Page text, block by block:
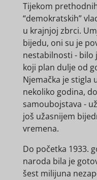
Tijekom
“demokratskih”
u krajnjoj zbrci.
bijedu, oni su je
nestabilnosti - bilo
koji plan dulje od
Njemačka je stigla
nekoliko godina,
samoubojstava -
još užasnijem
vremena.
Do početka 1933.
naroda bila je
šest milijuna